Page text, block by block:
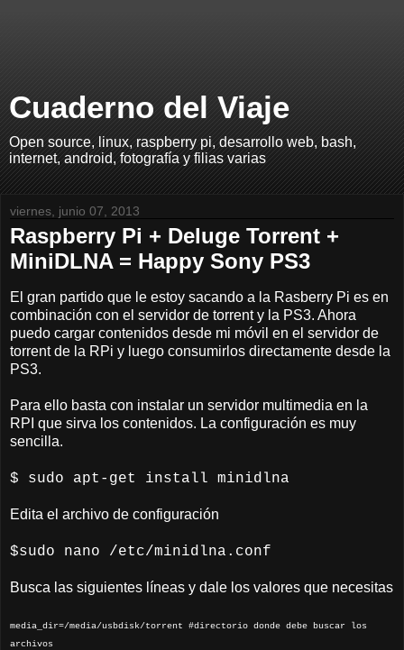
Cuaderno del Viaje
Open source, linux, raspberry pi, desarrollo web, bash,
internet, android, fotografía y filias varias
viernes, junio 07, 2013
Raspberry Pi + Deluge Torrent +
MiniDLNA = Happy Sony PS3
El gran partido que le estoy sacando a la Rasberry Pi es en
combinación con el servidor de torrent y la PS3. Ahora
puedo cargar contenidos desde mi móvil en el servidor de
torrent de la RPi y luego consumirlos directamente desde la
PS3.
Para ello basta con instalar un servidor multimedia en la
RPI que sirva los contenidos. La configuración es muy
sencilla.
$ sudo apt-get install minidlna
Edita el archivo de configuración
$sudo nano /etc/minidlna.conf
Busca las siguientes líneas y dale los valores que necesitas
media_dir=/media/usbdisk/torrent #directorio donde debe buscar los
archivos